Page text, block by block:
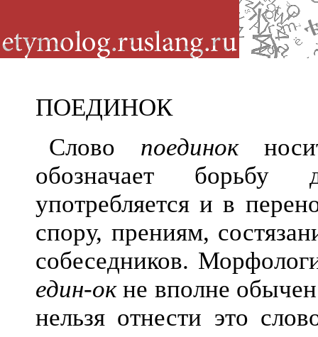
ПОЕДИНОК
Слово поединок
обозначает борьбу
употребляется и в
спору, прениям,
собеседников.
един-окне вполне
нельзя отнести это